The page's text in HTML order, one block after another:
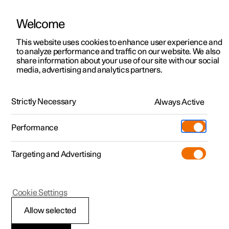
Polestar 2
Polestar 3
Polestar 4
Pre-owned
Shop
Mere
Udforsk Polestar 2
Kampagner
Nye lagerbiler
Prøvetur
Nye lagerbiler
Udforsk Polestar 4
Kampagner
Nye lagerbiler
Pre-owned-programmet
Pre-owned Polestar 2
Kampagner til privatkunder
Tilbud til erhvervskunder
Nye lagerbiler
Byg din bil
Pre-owned
Prøvetur
Extras tilbehør
(Åbner i et nyt vindue)
Experiences
Firmabil
Find os
Servicelokationer
Ejerskab
Opladning
Om Polestar
Bæredygtighed
HåndbogVideogalleriSoftwareopdateringer
Hjul og dæk
Skifte hjul
Welcome
This website uses cookies to enhance user experience and
to analyze performance and traffic on our website. We also
share information about your use of our site with our social
media, advertising and analytics partners.
Strictly Necessary Always Active
Performance
Targeting and Advertising
Allow selected
Cookie Settings